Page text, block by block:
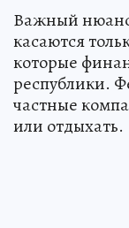
Важный
касаются
которые
республики.
частные
или отдыхать.